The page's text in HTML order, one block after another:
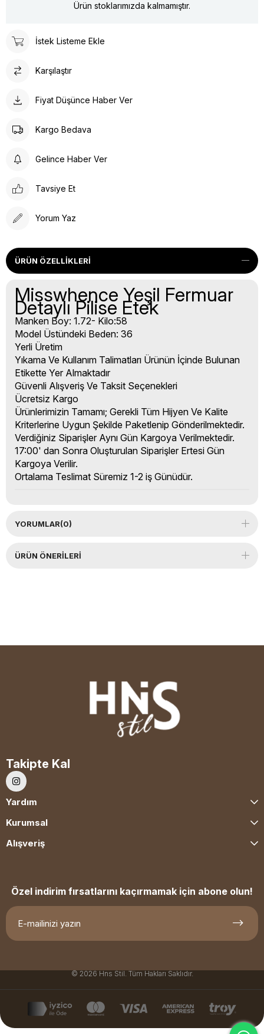
Ürün stoklarımızda kalmamıştır.
İstek Listeme Ekle
Karşılaştır
Fiyat Düşünce Haber Ver
Kargo Bedava
Gelince Haber Ver
Tavsiye Et
Yorum Yaz
ÜRÜN ÖZELLIKLERI
Misswhence Yeşil Fermuar
Detaylı Pilise Etek
Manken Boy: 1.72- Kilo:58
Model Üstündeki Beden: 36
Yerli Üretim
Yıkama Ve Kullanım Talimatları Ürünün İçinde Bulunan
Etikette Yer Almaktadır
Güvenli Alışveriş Ve Taksit Seçenekleri
Ücretsiz Kargo
Ürünlerimizin Tamamı; Gerekli Tüm Hijyen Ve Kalite
Kriterlerine Uygun Şekilde Paketlenip Gönderilmektedir.
Verdiğiniz Siparişler Aynı Gün Kargoya Verilmektedir.
17:00' dan Sonra Oluşturulan Siparişler Ertesi Gün
Kargoya Verilir.
Ortalama Teslimat Süremiz 1-2 iş Günüdür.
YORUMLAR(0)
ÜRÜN ÖNERILERI
Takipte Kal
Yardım
Kurumsal
Alışveriş
Özel indirim fırsatlarını kaçırmamak için abone olun!
© 2026 Hns Stil. Tüm Hakları Saklıdır.